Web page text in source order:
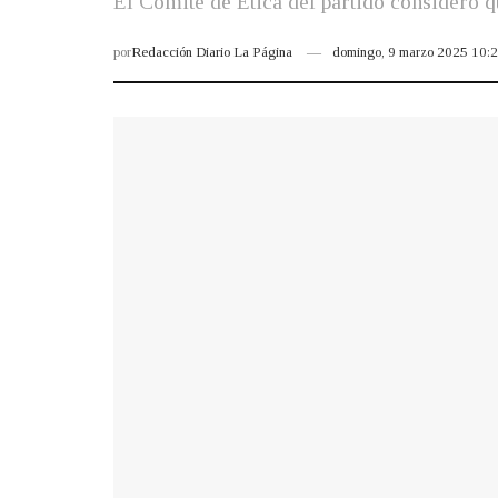
porRedacción Diario La Página domingo, 9 marzo 2025